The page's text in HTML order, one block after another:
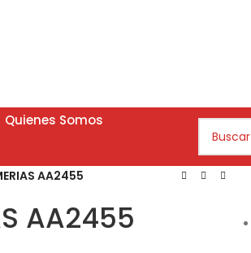
Quienes Somos
AA2455
AA2455